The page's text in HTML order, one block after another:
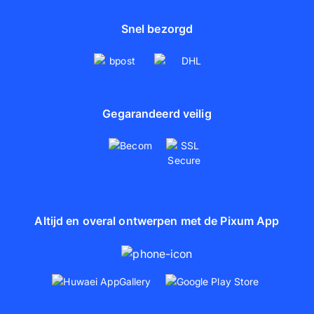
Snel bezorgd
Gegarandeerd veilig
Altijd en overal ontwerpen met de Pixum App